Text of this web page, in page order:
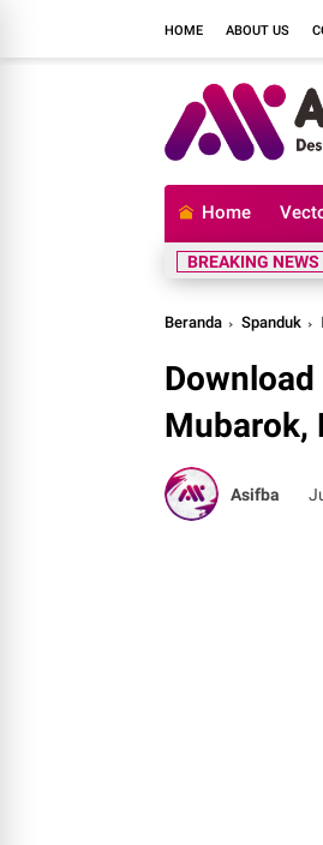
HOME ABOUT US
Home
BREAKING NEWS
Beranda Spanduk
Mubarok,
Asifba